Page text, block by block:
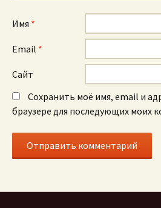
Имя *
Email *
Сайт
Сохранить моё имя, email и
браузере для последующих моих